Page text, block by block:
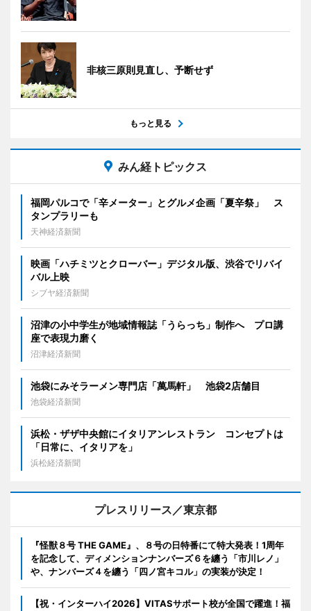
非核三原則見直し、予断せず
もっと見る
みん経トピックス
福岡パルコで「辛メーター」とグルメ企画「夏辛祭」 ス
タンプラリーも
天神経済新聞
映画「ハチミツとクローバー」デジタル版、渋谷でリバイ
バル上映
シブヤ経済新聞
沼津の小中学生が地域情報誌「うらっち」制作へ プロ講
座で表現力磨く
沼津経済新聞
池袋にみそラーメン専門店「萬馬軒」 池袋2店舗目
池袋経済新聞
浜松・ザザ中央館にイタリアンレストラン コンセプトは
「日常に、イタリアを」
浜松経済新聞
プレスリリース／東京都
『怪獣８号 THE GAME』、８号の日特番にて特大発表！1周年
を記念して、ディメンションナンバーズ６を纏う「市川レノ」
や、ナンバーズ４を纏う「四ノ宮キコル」の実装が決定！
【祝・インターハイ2026】VITASサポート校が全国で躍進！福